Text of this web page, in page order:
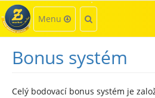
Kategorie
Menu Hledat
Bonus systém
Celý bodovací bonus systém je